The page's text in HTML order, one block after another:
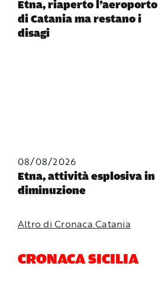
Etna, riaperto l’aeroporto
di Catania ma restano i
disagi
08/08/2026
Etna, attività esplosiva in
diminuzione
Altro di Cronaca Catania
CRONACA SICILIA